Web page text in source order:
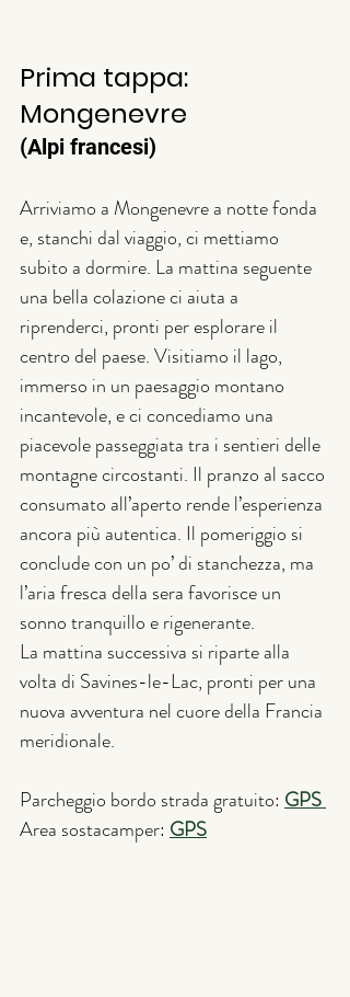
Prima tappa:
Mongenevre
(Alpi francesi)
Arriviamo a Mongenevre a notte fonda
e, stanchi dal viaggio, ci mettiamo
subito a dormire. La mattina seguente
una bella colazione ci aiuta a
riprenderci, pronti per esplorare il
centro del paese. Visitiamo il lago,
immerso in un paesaggio montano
incantevole, e ci concediamo una
piacevole passeggiata tra i sentieri delle
montagne circostanti. Il pranzo al sacco
consumato all’aperto rende l’esperienza
ancora più autentica. Il pomeriggio si
conclude con un po’ di stanchezza, ma
l’aria fresca della sera favorisce un
sonno tranquillo e rigenerante.
La mattina successiva si riparte alla
volta di Savines-le-Lac, pronti per una
nuova avventura nel cuore della Francia
meridionale.
Parcheggio bordo strada gratuito: GPS
Area sostacamper: GPS